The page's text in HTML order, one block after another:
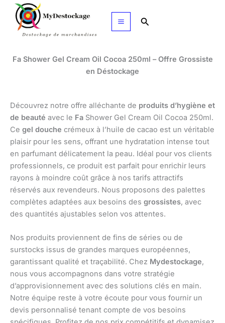
Aller
contenu
Rechercher
Fa Shower Gel Cream Oil Cocoa 250ml – Offre Grossiste
en Déstockage
Découvrez notre offre alléchante de produits d’hygiène et
de beauté avec le Fa Shower Gel Cream Oil Cocoa 250ml.
Ce gel douche crémeux à l’huile de cacao est un véritable
plaisir pour les sens, offrant une hydratation intense tout
en parfumant délicatement la peau. Idéal pour vos clients
professionnels, ce produit est parfait pour enrichir leurs
rayons à moindre coût grâce à nos tarifs attractifs
réservés aux revendeurs. Nous proposons des palettes
complètes adaptées aux besoins des grossistes, avec
des quantités ajustables selon vos attentes.
Nos produits proviennent de fins de séries ou de
surstocks issus de grandes marques européennes,
garantissant qualité et traçabilité. Chez Mydestockage,
nous vous accompagnons dans votre stratégie
d’approvisionnement avec des solutions clés en main.
Notre équipe reste à votre écoute pour vous fournir un
devis personnalisé tenant compte de vos besoins